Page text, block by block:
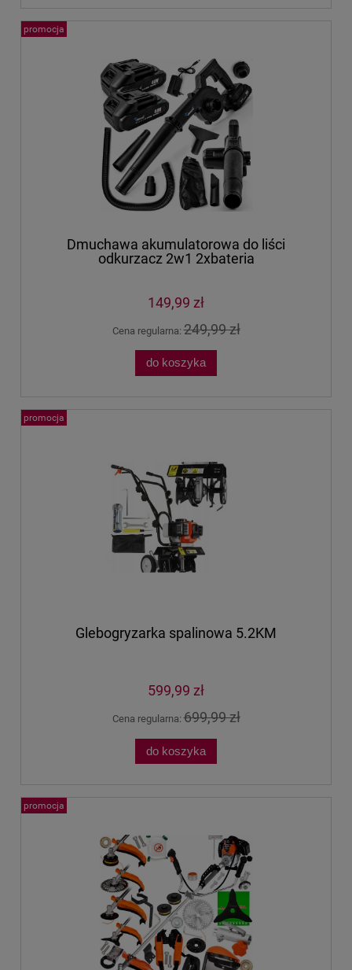
Dmuchawa akumulatorowa do liści
odkurzacz 2w1 2xbateria
149,99 zł
Cena regularna:249,99 zł
do koszyka
promocja
Glebogryzarka spalinowa 5.2KM
599,99 zł
Cena regularna:699,99 zł
do koszyka
promocja
promocja